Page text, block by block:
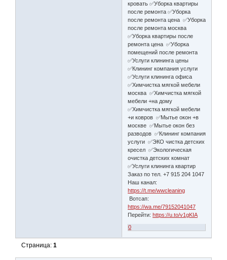
кровать ✅Уборка квартиры
после ремонта ✅Уборка
после ремонта цена ✅Уборка
после ремонта москва
✅Уборка квартиры после
ремонта цена ✅Уборка
помещений после ремонта
✅Услуги клининга цены
✅Клининг компания услуги
✅Услуги клининга офиса
✅Химчистка мягкой мебели
москва ✅Химчистка мягкой
мебели +на дому
✅Химчистка мягкой мебели
+и ковров ✅Мытье окон +в
москве ✅Мытье окон без
разводов ✅Клининг компания
услуги ✅ЭКО чистка детских
кресел ✅Экологическая
очистка детских комнат
✅Услуги клининга квартир
Заказ по тел. +7 915 204 1047
Наш канал:
https://t.me/wwcleaning
Вотсап:
https://wa.me/79152041047
Перейти:https://u.to/v1gKIA
0
Страница:1